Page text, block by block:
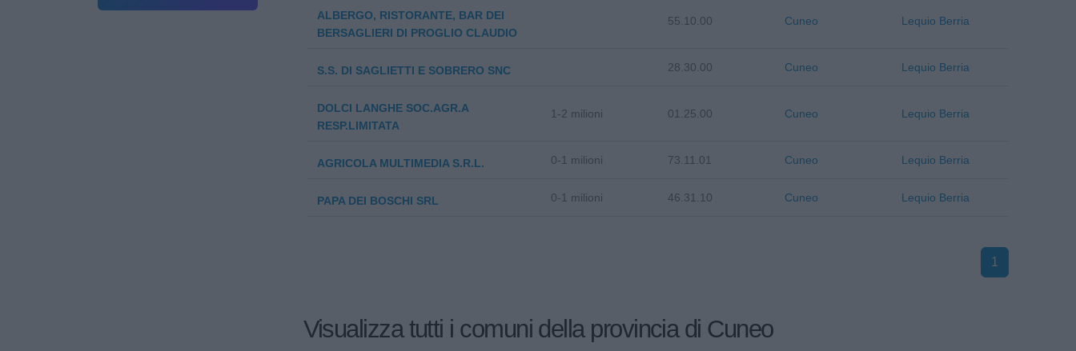
ALBERGO, RISTORANTE, BAR DEI
BERSAGLIERI DI PROGLIO CLAUDIO
55.10.00 Cuneo Lequio Berria
S.S. DI SAGLIETTI E SOBRERO SNC 28.30.00 Cuneo Lequio Berria
DOLCI LANGHE SOC.AGR.A
RESP.LIMITATA
1-2 milioni 01.25.00 Cuneo Lequio Berria
AGRICOLA MULTIMEDIA S.R.L. 0-1 milioni 73.11.01 Cuneo Lequio Berria
PAPA DEI BOSCHI SRL 0-1 milioni 46.31.10 Cuneo Lequio Berria
1
Visualizza tutti i comuni della provincia di Cuneo